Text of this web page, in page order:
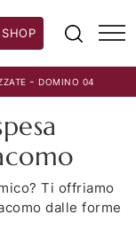
SHOP
-DOMINO 04
Ti offriamo
dalle forme